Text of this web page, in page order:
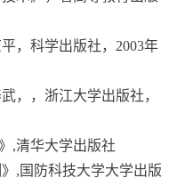
，科学出版社，2003年
，，浙江大学出版社，
,清华大学出版社
,国防科技大学大学出版